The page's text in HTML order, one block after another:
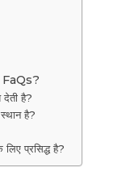
देती है?
है?
प्रसिद्ध है?